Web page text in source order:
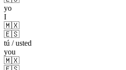
yo
I
🇲🇽
🇪🇸
tú / usted
you
🇲🇽